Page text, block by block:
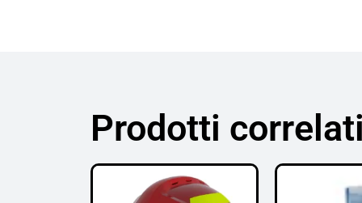
Prodotti